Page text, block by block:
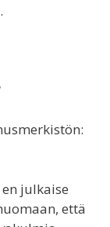
julkaise
että